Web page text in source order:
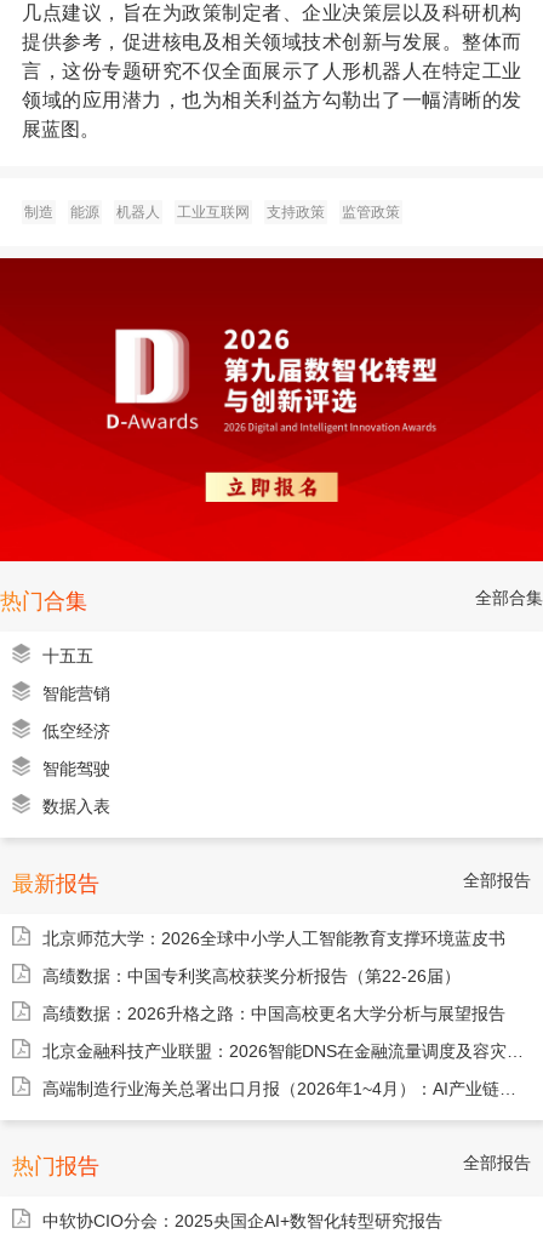
几点建议，旨在为政策制定者、企业决策层以及科研机构
提供参考，促进核电及相关领域技术创新与发展。整体而
言，这份专题研究不仅全面展示了人形机器人在特定工业
领域的应用潜力，也为相关利益方勾勒出了一幅清晰的发
展蓝图。
制造 能源 机器人 工业互联网 支持政策 监管政策
热门合集 全部合集
十五五
智能营销
低空经济
智能驾驶
数据入表
最新报告 全部报告
北京师范大学：2026全球中小学人工智能教育支撑环境蓝皮书
高绩数据：中国专利奖高校获奖分析报告（第22-26届）
高绩数据：2026升格之路：中国高校更名大学分析与展望报告
北京金融科技产业联盟：2026智能DNS在金融流量调度及容灾建设中的应用研究报告
高端制造行业海关总署出口月报（2026年1~4月）：AI产业链出口表现亮眼北美消费品出口同比边际好转-260526
热门报告 全部报告
中软协CIO分会：2025央国企AI+数智化转型研究报告